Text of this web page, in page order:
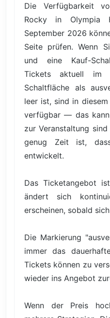
Die Verfügbarkeit
Rocky in Olympia
September 2026
Seite prüfen. Wenn
und eine Kauf-
Tickets aktuell im
Schaltfläche als
leer ist, sind in
verfügbar — das
zur Veranstaltung
genug Zeit ist,
entwickelt.
Das Ticketangebot
ändert sich
erscheinen, sobald
Die Markierung
immer das
Tickets können zu
wieder ins Angebot
Wenn der Preis